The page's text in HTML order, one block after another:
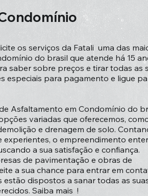
os serviços da Fatali uma das
do brasil que atende há 15
saber sobre preços e tirar todas as
especiais para pagamento e ligue
Asfaltamento em Condomínio do
variadas que oferecemos,
e drenagem de solo.
experientes, o empreendimento
a sua satisfação e confiança.
de pavimentação e obras de
a sua chance para entrar em
dispostos a sanar todas as
Saiba mais !